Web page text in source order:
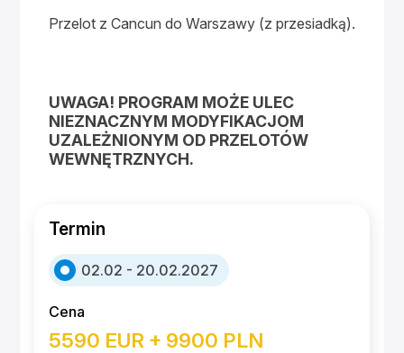
Przelot z Cancun do Warszawy (z przesiadką).
UWAGA! PROGRAM MOŻE ULEC
NIEZNACZNYM MODYFIKACJOM
UZALEŻNIONYM OD PRZELOTÓW
WEWNĘTRZNYCH.
Termin
02.02 - 20.02.2027
Cena
5590 EUR + 9900 PLN